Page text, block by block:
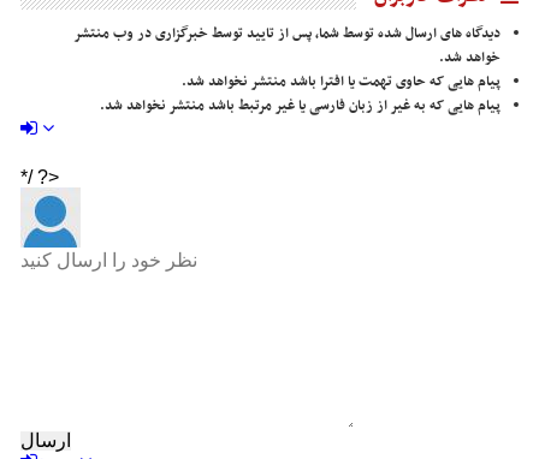
دیدگاه های ارسال شده توسط شما، پس از تایید توسط خبرگزاری در وب منتشر
خواهد شد.
پیام هایی که حاوی تهمت یا افترا باشد منتشر نخواهد شد.
پیام هایی که به غیر از زبان فارسی یا غیر مرتبط باشد منتشر نخواهد شد.